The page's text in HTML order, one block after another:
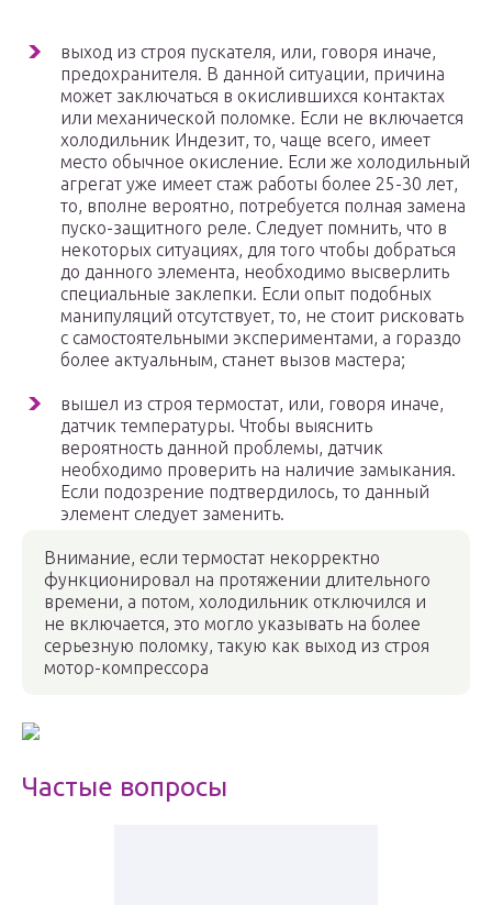
выход из строя пускателя, или, говоря иначе,
предохранителя. В данной ситуации, причина
может заключаться в окислившихся контактах
или механической поломке. Если не включается
холодильник Индезит, то, чаще всего, имеет
место обычное окисление. Если же холодильный
агрегат уже имеет стаж работы более 25-30 лет,
то, вполне вероятно, потребуется полная замена
пуско-защитного реле. Следует помнить, что в
некоторых ситуациях, для того чтобы добраться
до данного элемента, необходимо высверлить
специальные заклепки. Если опыт подобных
манипуляций отсутствует, то, не стоит рисковать
с самостоятельными экспериментами, а гораздо
более актуальным, станет вызов мастера;
вышел из строя термостат, или, говоря иначе,
датчик температуры. Чтобы выяснить
вероятность данной проблемы, датчик
необходимо проверить на наличие замыкания.
Если подозрение подтвердилось, то данный
элемент следует заменить.
Внимание, если термостат некорректно
функционировал на протяжении длительного
времени, а потом, холодильник отключился и
не включается, это могло указывать на более
серьезную поломку, такую как выход из строя
мотор-компрессора
Частые вопросы